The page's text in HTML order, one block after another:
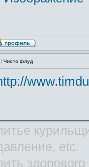
Чисто флуд
etc.